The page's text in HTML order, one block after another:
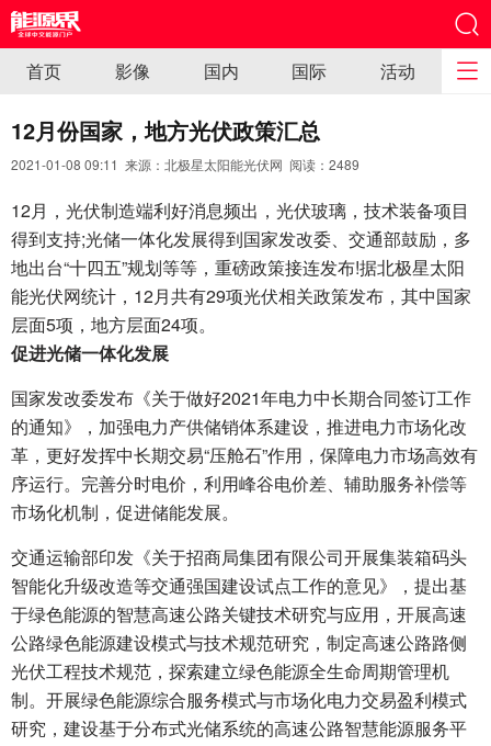
首页 影像 国内 国际 活动
12月份国家，地方光伏政策汇总
2021-01-08 09:11 来源：北极星太阳能光伏网 阅读： 2489
12月，光伏制造端利好消息频出，光伏玻璃，技术装备项目
得到支持;光储一体化发展得到国家发改委、交通部鼓励，多
地出台“十四五”规划等等，重磅政策接连发布!据北极星太阳
能光伏网统计，12月共有29项光伏相关政策发布，其中国家
层面5项，地方层面24项。
促进光储一体化发展
国家发改委发布《关于做好2021年电力中长期合同签订工作
的通知》，加强电力产供储销体系建设，推进电力市场化改
革，更好发挥中长期交易“压舱石”作用，保障电力市场高效有
序运行。完善分时电价，利用峰谷电价差、辅助服务补偿等
市场化机制，促进储能发展。
交通运输部印发《关于招商局集团有限公司开展集装箱码头
智能化升级改造等交通强国建设试点工作的意见》，提出基
于绿色能源的智慧高速公路关键技术研究与应用，开展高速
公路绿色能源建设模式与技术规范研究，制定高速公路路侧
光伏工程技术规范，探索建立绿色能源全生命周期管理机
制。开展绿色能源综合服务模式与市场化电力交易盈利模式
研究，建设基于分布式光储系统的高速公路智慧能源服务平